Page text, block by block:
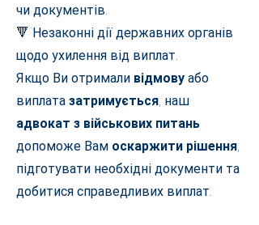
чи документів.
🔻 Незаконні дії державних органів
щодо ухилення від виплат.
Якщо Ви отримали відмову або
виплата затримується, наш
адвокат з військових питань
допоможе Вам оскаржити рішення,
підготувати необхідні документи та
добитися справедливих виплат.